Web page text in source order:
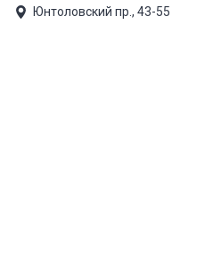
Юнтоловский пр., 43-55